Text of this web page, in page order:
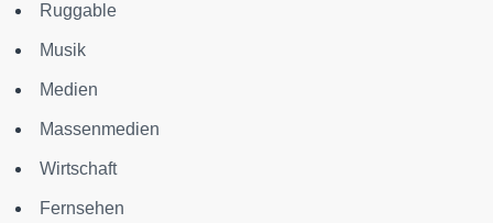
Ruggable
Musik
Medien
Massenmedien
Wirtschaft
Fernsehen